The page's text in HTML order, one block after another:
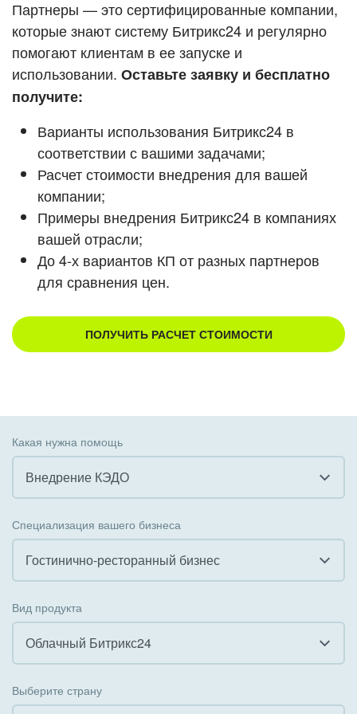
ВХОД
ВХОД
Смотреть видеокейсы
Партнеры — это сертифицированные компании,
которые знают систему Битрикс24 и регулярно
помогают клиентам в ее запуске и
использовании. Оставьте заявку и бесплатно
получите:
Варианты использования Битрикс24 в
соответствии с вашими задачами;
Расчет стоимости внедрения для вашей
компании;
Примеры внедрения Битрикс24 в компаниях
вашей отрасли;
До 4-х вариантов КП от разных партнеров
для сравнения цен.
ПОЛУЧИТЬ РАСЧЕТ СТОИМОСТИ
Какая нужна помощь
Внедрение КЭДО
Внедрение КЭДО
Интеграция с 1С
Организация задач и проектов
Внедрение Бизнес-процессов
Специализация вашего бизнеса
Гостинично-ресторанный бизнес
Государственные организации
Коммунальные услуги, ЖКХ
Вид продукта
Облачный Битрикс24
Выберите страну